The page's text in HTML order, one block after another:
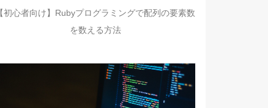
【初心者向け】Rubyプログラミングで配列の要素数
を数える方法